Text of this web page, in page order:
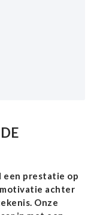
een prestatie op
achter
Onze